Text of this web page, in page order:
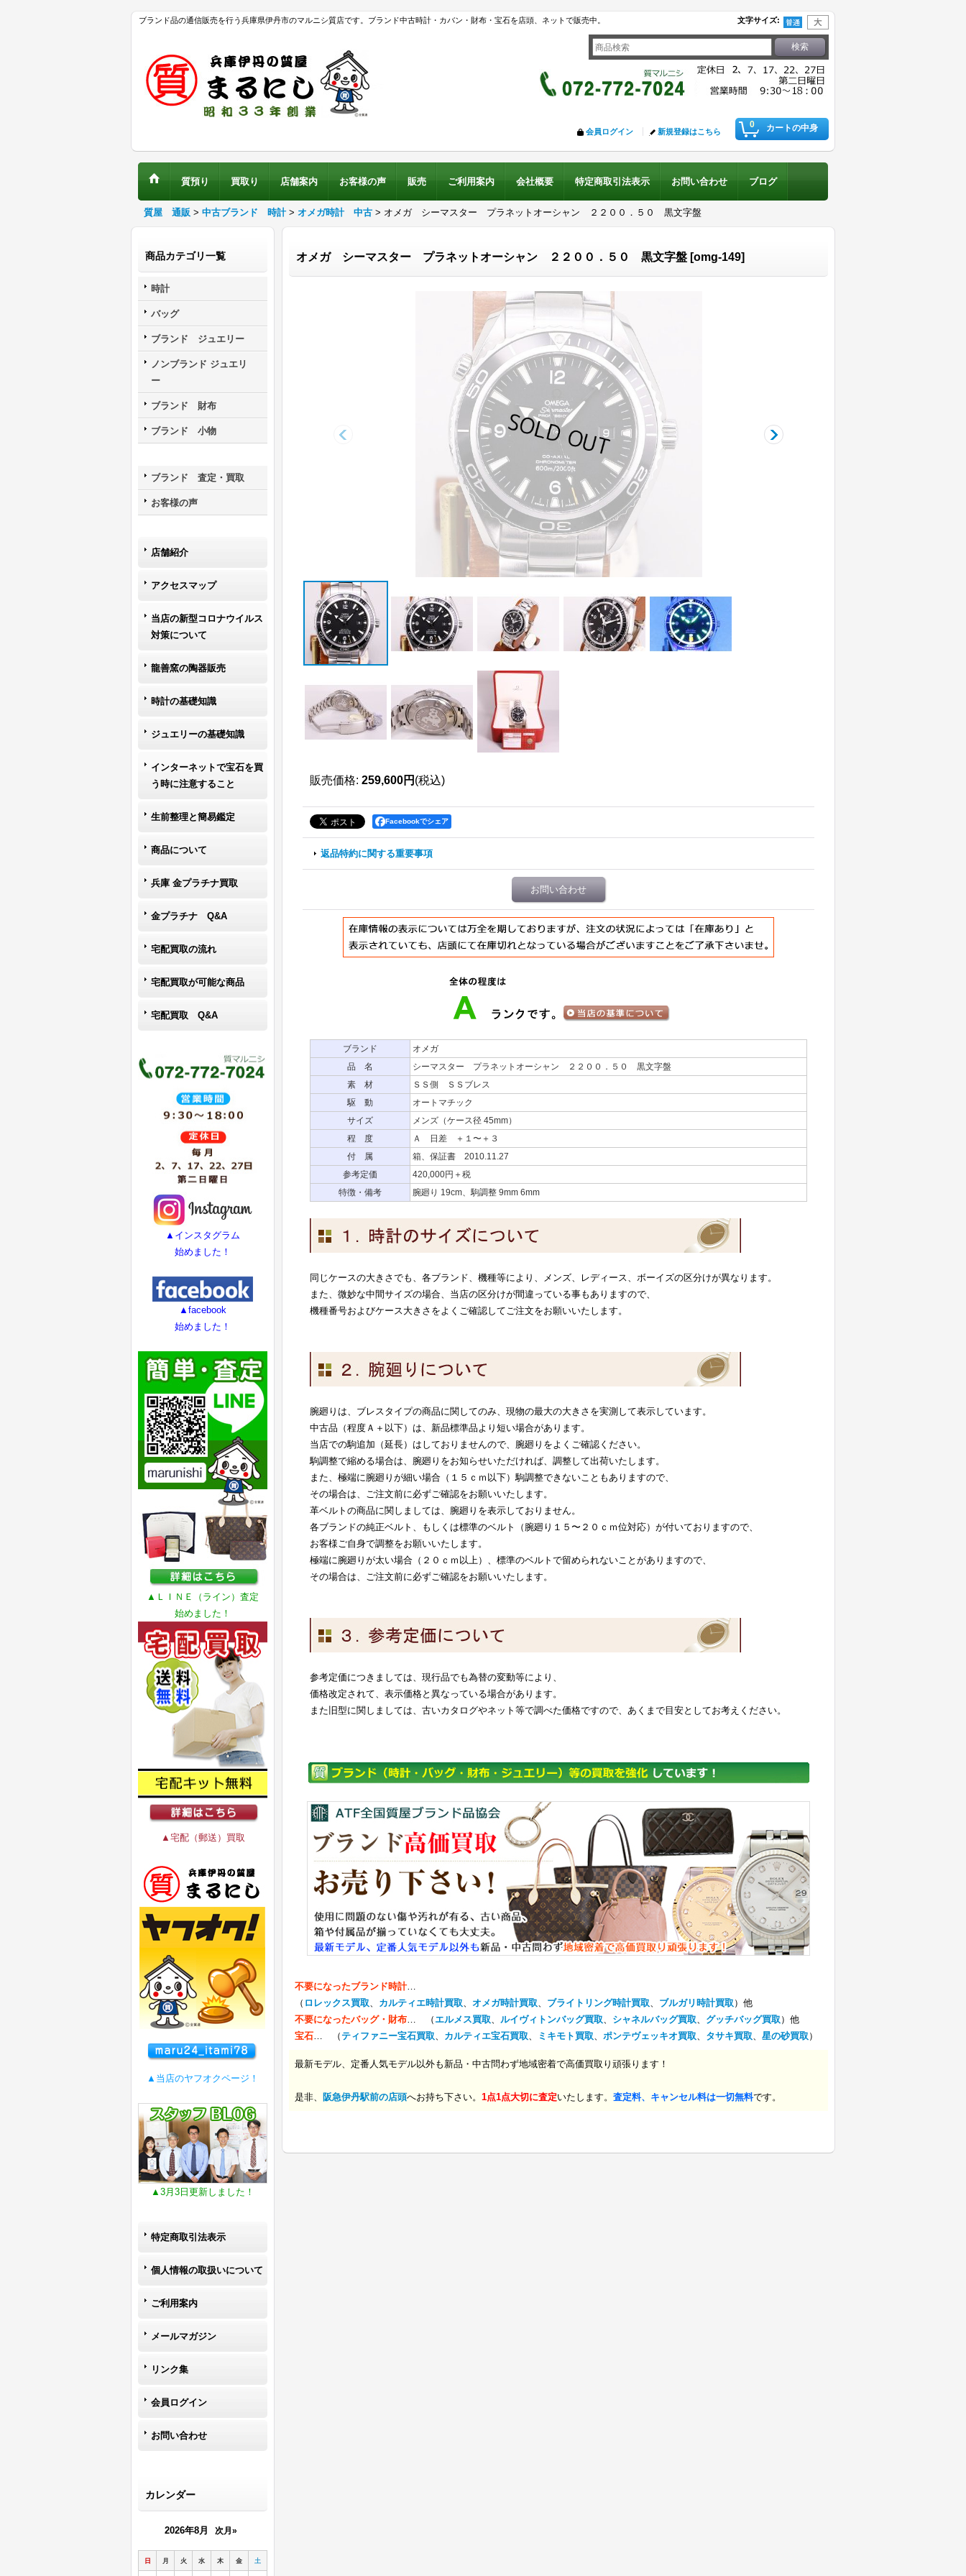
ブランド品の通信販売を行う兵庫県伊丹市のマルニシ質店です。ブランド中古時計・カバン・財布・宝石を店頭、ネットで販売中。 文字サイズ:
0 カートの中身
会員ログイン 新規登録はこちら
質預り 買取り 店舗案内 お客様の声 販売 ご利用案内 会社概要 特定商取引法表示 お問い合わせ ブログ
質屋 通販 > 中古ブランド 時計 > オメガ時計 中古 > オメガ シーマスター プラネットオーシャン ２２００．５０ 黒文字盤
商品カテゴリ一覧
時計
バッグ
ブランド ジュエリー
ノンブランド ジュエリ
ー
ブランド 財布
ブランド 小物
ブランド 査定・買取
お客様の声
店舗紹介
アクセスマップ
当店の新型コロナウイルス
対策について
龍善窯の陶器販売
時計の基礎知識
ジュエリーの基礎知識
インターネットで宝石を買
う時に注意すること
生前整理と簡易鑑定
商品について
兵庫 金プラチナ買取
金プラチナ Q&A
宅配買取の流れ
宅配買取が可能な商品
宅配買取 Q&A
▲インスタグラム
始めました！
▲facebook
始めました！
▲ＬＩＮＥ（ライン）査定
始めました！
▲宅配（郵送）買取
▲当店のヤフオクページ！
▲3月3日更新しました！
特定商取引法表示
個人情報の取扱いについて
ご利用案内
メールマガジン
リンク集
会員ログイン
お問い合わせ
カレンダー
2026年8月 次月»
日 月 火 水 木 金 土
オメガ シーマスター プラネットオーシャン ２２００．５０ 黒文字盤 [omg-149]
販売価格: 259,600円 (税込)
Facebookでシェア
返品特約に関する重要事項
お問い合わせ
ブランド
オメガ
品 名
シーマスター プラネットオーシャン ２２００．５０ 黒文字盤
素 材
ＳＳ側 ＳＳブレス
駆 動
オートマチック
サイズ
メンズ（ケース径 45mm）
程 度
Ａ 日差 ＋１〜＋３
付 属
箱、保証書 2010.11.27
参考定価
420,000円＋税
特徴・備考
腕廻り 19cm、駒調整 9mm 6mm
同じケースの大きさでも、各ブランド、機種等により、メンズ、レディース、ボーイズの区分けが異なります。
また、微妙な中間サイズの場合、当店の区分けが間違っている事もありますので、
機種番号およびケース大きさをよくご確認してご注文をお願いいたします。
腕廻りは、ブレスタイプの商品に関してのみ、現物の最大の大きさを実測して表示しています。
中古品（程度Ａ＋以下）は、新品標準品より短い場合があります。
当店での駒追加（延長）はしておりませんので、腕廻りをよくご確認ください。
駒調整で縮める場合は、腕廻りをお知らせいただければ、調整して出荷いたします。
また、極端に腕廻りが細い場合（１５ｃｍ以下）駒調整できないこともありますので、
その場合は、ご注文前に必ずご確認をお願いいたします。
革ベルトの商品に関しましては、腕廻りを表示しておりません。
各ブランドの純正ベルト、もしくは標準のベルト（腕廻り１５〜２０ｃｍ位対応）が付いておりますので、
お客様ご自身で調整をお願いいたします。
極端に腕廻りが太い場合（２０ｃｍ以上）、標準のベルトで留められないことがありますので、
その場合は、ご注文前に必ずご確認をお願いいたします。
参考定価につきましては、現行品でも為替の変動等により、
価格改定されて、表示価格と異なっている場合があります。
また旧型に関しましては、古いカタログやネット等で調べた価格ですので、あくまで目安としてお考えください。
不要になったブランド時計…
（ ロレックス買取、 カルティエ時計買取、 オメガ時計買取、 ブライトリング時計買取、 ブルガリ時計買取 ）他
不要になったバッグ・財布… （ エルメス買取、 ルイヴィトンバッグ買取、 シャネルバッグ買取、 グッチバッグ買取 ）他
宝石… （ティファニー宝石買取、 カルティエ宝石買取、 ミキモト買取、 ポンテヴェッキオ買取、 タサキ買取、 星の砂買取 ）
最新モデル、定番人気モデル以外も新品・中古問わず地域密着で高価買取り頑張ります！
是非、 阪急伊丹駅前の店頭へお持ち下さい。 1点1点大切に査定いたします。 査定料、キャンセル料は一切無料です。